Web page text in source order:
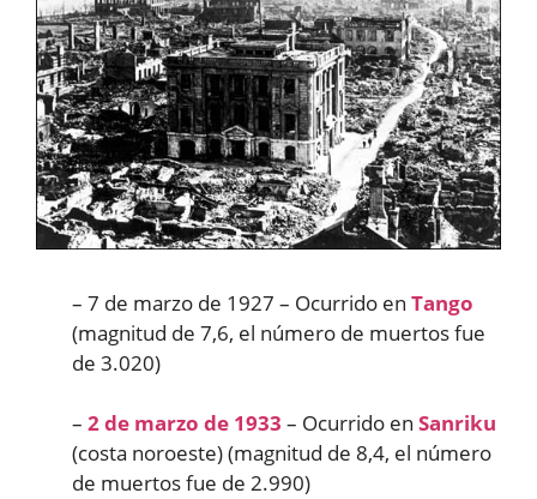
– 7 de marzo de 1927 – Ocurrido en Tango
(magnitud de 7,6, el número de muertos fue
de 3.020)
– 2 de marzo de 1933 – Ocurrido en Sanriku
(costa noroeste) (magnitud de 8,4, el número
de muertos fue de 2.990)